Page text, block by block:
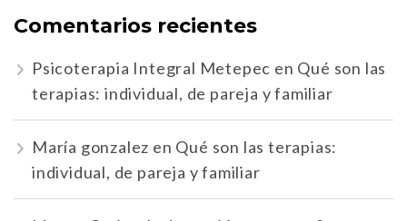
Comentarios recientes
Psicoterapia Integral Metepec en Qué son las
terapias: individual, de pareja y familiar
María gonzalez en Qué son las terapias:
individual, de pareja y familiar